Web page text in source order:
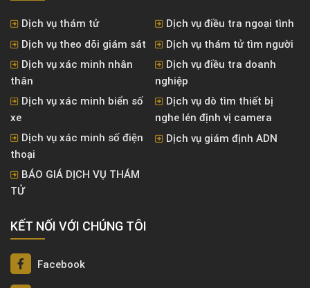
Dịch vụ thám tử
Dịch vụ điều tra ngoại tình
Dịch vụ theo dõi giám sát
Dịch vụ thám tử tìm người
Dịch vụ xác minh nhân
thân
Dịch vụ điều tra doanh
nghiệp
Dịch vụ xác minh biển số
xe
Dịch vụ dò tìm thiết bị
nghe lén định vị camera
Dịch vụ xác minh số điện
thoại
Dịch vụ giám định ADN
BÁO GIÁ DỊCH VỤ THÁM
TỬ
KẾT NỐI VỚI CHÚNG TÔI
Facebook